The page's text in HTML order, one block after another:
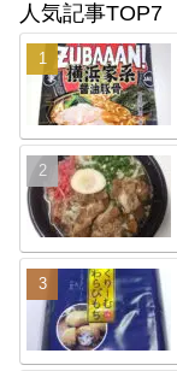
人気記事TOP7